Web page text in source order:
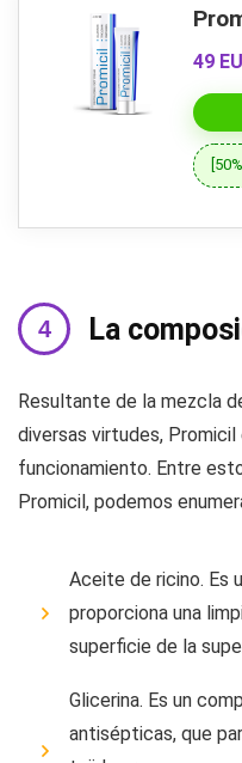
49
La
Resultante de la mezcla
diversas virtudes,
funcionamiento. Entre
Promicil, podemos
Aceite de ricino. Es
proporciona una
superficie de la
Glicerina. Es un
antisépticas, que